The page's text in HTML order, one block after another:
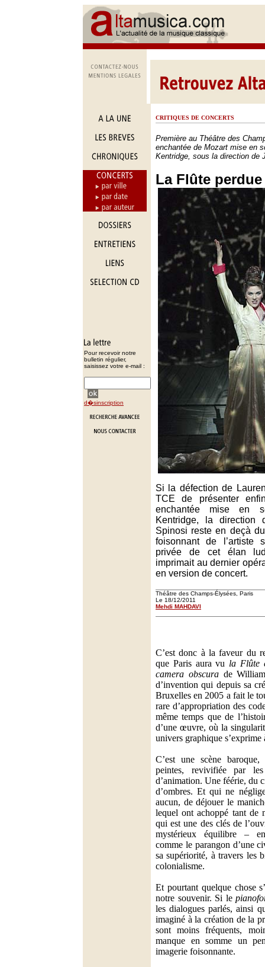
Pour recevoir notre
bulletin régulier,
saisissez votre e-mail :
d�sinscription
CRITIQUES DE CONCERTS
Première au Théâtre des
enchantée de Mozart mise en
Kentridge, sous la direction de
La Flûte perdue
Si la défection de
TCE de présenter
enchantée mise en
Kentridge, la direction
Spinosi reste en deçà
foisonnant de l’artiste
privée de cet élan
imprimait au dernier
en version de concert.
Théâtre des Champs-Élysées, Paris
Le 18/12/2011
Mehdi MAHDAVI
C’est donc à la faveur du
que Paris aura vu la Flûte
camera obscurade
d’invention qui depuis sa
Bruxelles en 2005 a fait le
rare d’appropriation des
même temps que de
d’une œuvre, où la
univers graphique s’exprime
C’est une scène
peintes, revivifiée par
d’animation. Une féérie, du
d’ombres. Et qui ne
aucun, de déjouer le
lequel ont achoppé tant de
qui est une des clés de
mystérieux équilibre –
comme le parangon d’une
sa supériorité, à travers les
colonialisme.
Et pourtant quelque chose
notre souvenir. Si le
les dialogues parlés, ainsi
imaginé à la création de la
sont moins fréquents,
manque en somme un
imagerie foisonnante.